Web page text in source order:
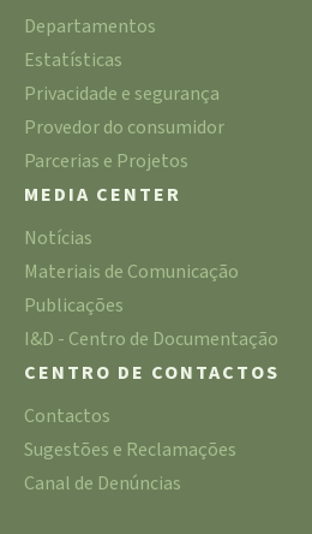
Departamentos
Estatísticas
Privacidade e segurança
Provedor do consumidor
Parcerias e Projetos
MEDIA CENTER
Notícias
Materiais de Comunicação
Publicações
I&D - Centro de Documentação
CENTRO DE CONTACTOS
Contactos
Sugestões e Reclamações
Canal de Denúncias